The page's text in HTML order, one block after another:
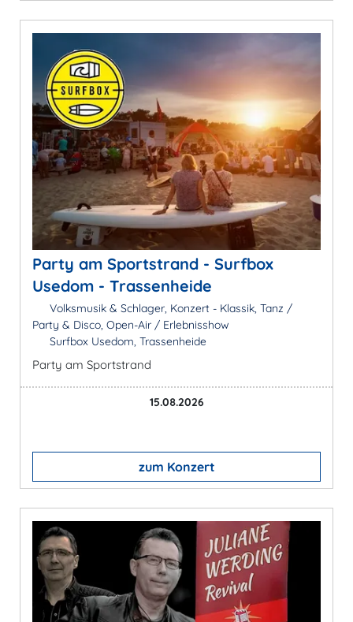
Party am Sportstrand - Surfbox
Usedom - Trassenheide
Volksmusik & Schlager, Konzert - Klassik, Tanz /
Party & Disco, Open-Air / Erlebnisshow
Surfbox Usedom, Trassenheide
Party am Sportstrand
15.08.2026
zum Konzert